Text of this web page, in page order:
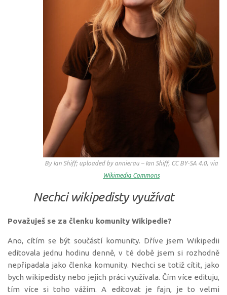
By Ian Shiff; uploaded by annierau – Ian Shiff, CC BY-SA 4.0, via
Wikimedia Commons
Nechci wikipedisty využívat
Považuješ se za členku komunity Wikipedie?
Ano, cítím se být součástí komunity. Dříve jsem Wikipedii
editovala jednu hodinu denně, v té době jsem si rozhodně
nepřipadala jako členka komunity. Nechci se totiž cítit, jako
bych wikipedisty nebo jejich práci využívala. Čím více edituju,
tím více si toho vážím. A editovat je fajn, je to velmi